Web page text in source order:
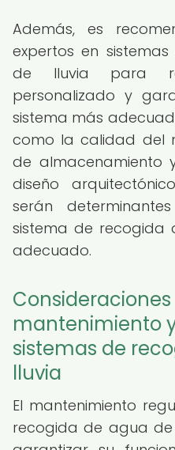
Además, es
expertos en
de lluvia para
personalizado y
sistema más
como la calidad del
de almacenamiento
diseño
serán
sistema de recogida
adecuado.
mantenimiento
sistemas de
lluvia
El mantenimiento
recogida de agua de